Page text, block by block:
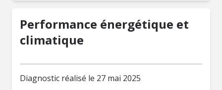
Performance énergétique et
climatique
Diagnostic réalisé le 27 mai 2025